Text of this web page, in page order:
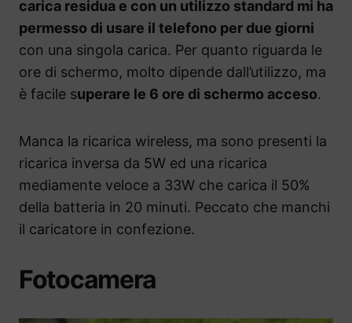
carica residua e con un utilizzo standard mi ha
permesso di usare il telefono per due giorni
con una singola carica. Per quanto riguarda le
ore di schermo, molto dipende dall’utilizzo, ma
è facile superare le 6 ore di schermo acceso.
Manca la ricarica wireless, ma sono presenti la
ricarica inversa da 5W ed una ricarica
mediamente veloce a 33W che carica il 50%
della batteria in 20 minuti. Peccato che manchi
il caricatore in confezione.
Fotocamera